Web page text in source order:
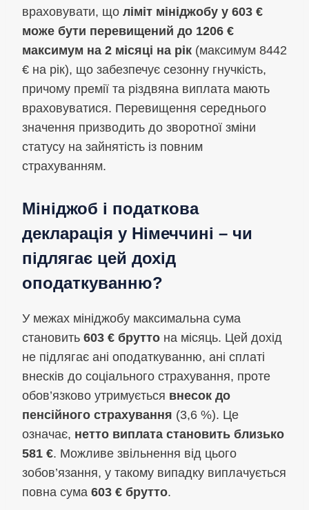
враховувати, що ліміт мініджобу у 603 €
може бути перевищений до 1206 €
максимум на 2 місяці на рік (максимум 8442
€ на рік), що забезпечує сезонну гнучкість,
причому премії та різдвяна виплата мають
враховуватися. Перевищення середнього
значення призводить до зворотної зміни
статусу на зайнятість із повним
страхуванням.
Мініджоб і податкова
декларація у Німеччині – чи
підлягає цей дохід
оподаткуванню?
У межах мініджобу максимальна сума
становить 603 € брутто на місяць. Цей дохід
не підлягає ані оподаткуванню, ані сплаті
внесків до соціального страхування, проте
обов’язково утримується внесок до
пенсійного страхування (3,6 %). Це
означає, нетто виплата становить близько
581 €. Можливе звільнення від цього
зобов’язання, у такому випадку виплачується
повна сума 603 € брутто.